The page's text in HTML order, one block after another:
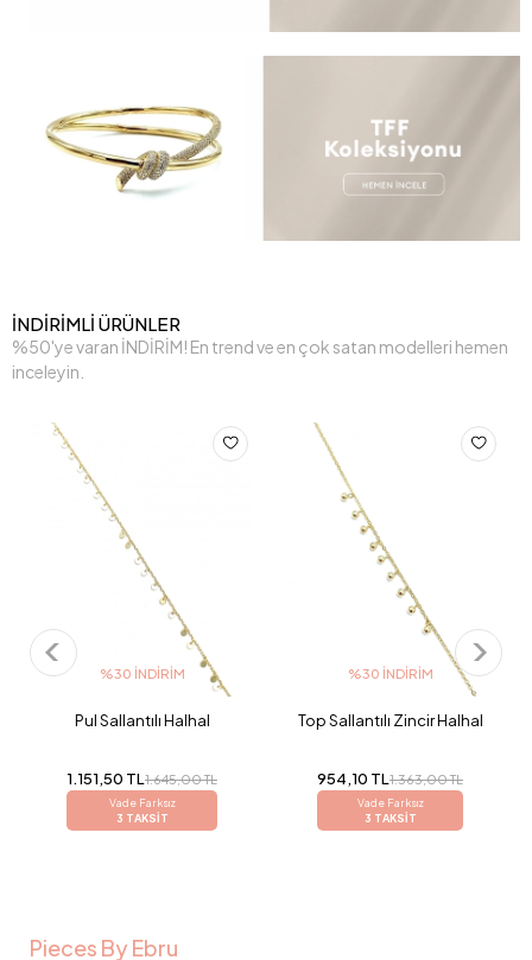
İNDİRİMLİ ÜRÜNLER
%50'ye varan İNDİRİM! En trend ve en çok satan modelleri hemen
inceleyin.
%30 İNDIRIM
Pul Sallantılı Halhal
1.151,50 TL1.645,00 TL
Vade Farksız
3 TAKSİT
%30 İNDIRIM
Top Sallantılı Zincir Halhal
954,10 TL1.363,00 TL
Vade Farksız
3 TAKSİT
Pieces By Ebru